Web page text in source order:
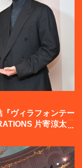
ヴィラフォンテー
片寄涼太登